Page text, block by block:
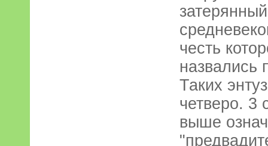
честь
назвались
Таких
четверо. 3
выше